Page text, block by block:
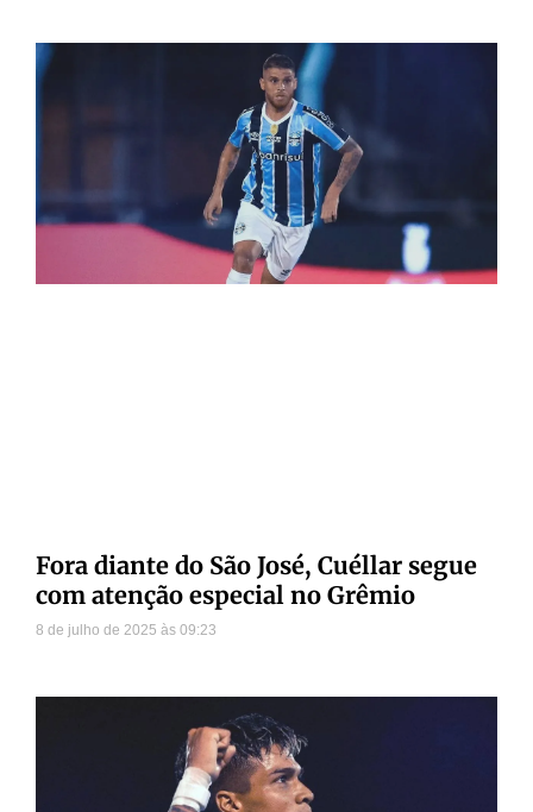
Fora diante do São José, Cuéllar segue
com atenção especial no Grêmio
8 de julho de 2025 09:23